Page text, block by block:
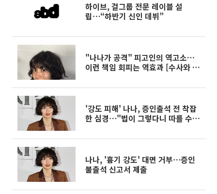
하이브, 걸그룹 전문 레이블 설
립⋯“하반기 신인 데뷔”
"나나가 공격" 피고인의 역고소…
이런 책임 회피는 역효과 [수사와 재
'강도 피해' 나나, 증인출석 전 착잡
한 심경⋯"법이 그렇다니 따를 수
나나, '흉기 강도' 대면 거부⋯증인
불출석 신고서 제출